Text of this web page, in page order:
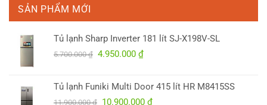
SẢN PHẨM MỚI
Tủ lạnh Sharp Inverter 181 lít SJ-X198V-SL
5.700.000₫ Giá
5.700.000 ₫.
4.950.000 ₫Giá
là:
Tủ lạnh Funiki Multi Door 415 lít HR M8415SS
11.900.000₫ Giá
10.900.000 ₫Giá